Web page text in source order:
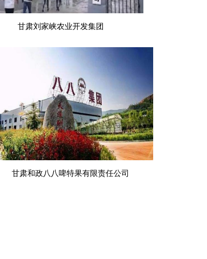
甘肃刘家峡农业开发集团
甘肃和政八八啤特果有限责任公司